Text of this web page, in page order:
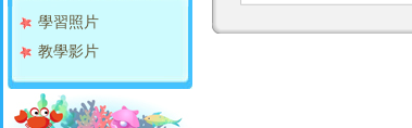
學習照片
教學影片